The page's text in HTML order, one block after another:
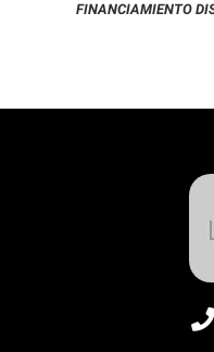
FINANCIAMIENTO